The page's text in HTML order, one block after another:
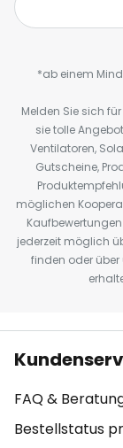
*ab einem
Melden Sie sich
sie tolle
Ventilatoren,
Gutscheine,
möglichen
jederzeit möglich
finden oder über
FAQ &
Bestellstatus